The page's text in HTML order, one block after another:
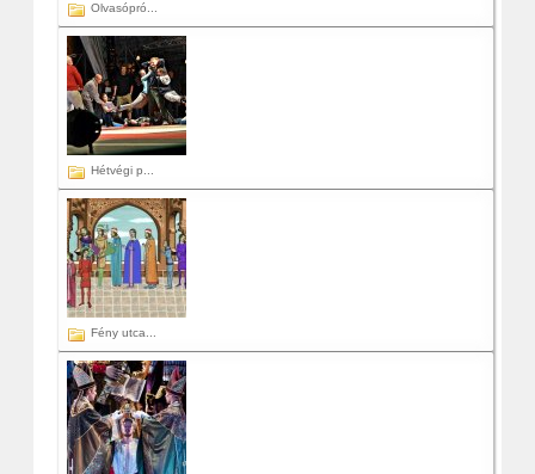
Olvasópró...
Hétvégi p...
Fény utca...